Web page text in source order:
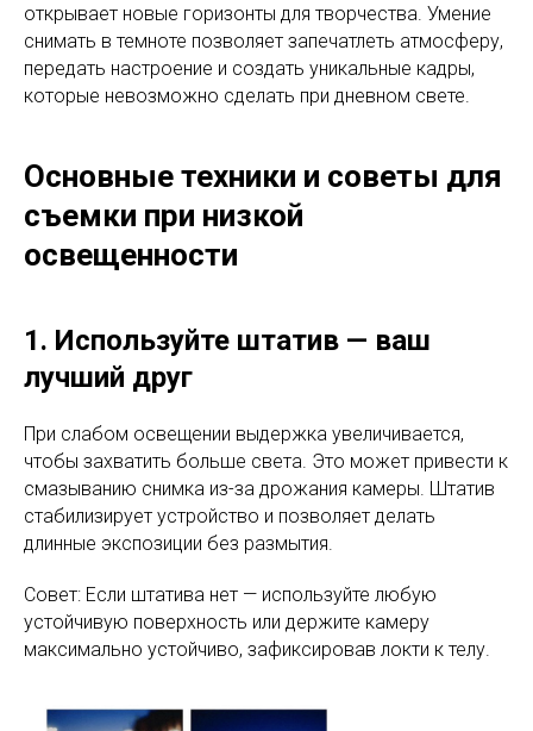
открывает новые горизонты для творчества. Умение
снимать в темноте позволяет запечатлеть атмосферу,
передать настроение и создать уникальные кадры,
которые невозможно сделать при дневном свете.
Основные техники и советы для
съемки при низкой
освещенности
1. Используйте штатив — ваш
лучший друг
При слабом освещении выдержка увеличивается,
чтобы захватить больше света. Это может привести к
смазыванию снимка из-за дрожания камеры. Штатив
стабилизирует устройство и позволяет делать
длинные экспозиции без размытия.
Совет: Если штатива нет — используйте любую
устойчивую поверхность или держите камеру
максимально устойчиво, зафиксировав локти к телу.